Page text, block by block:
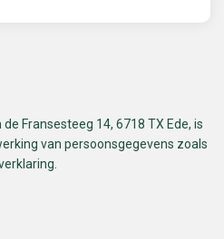
Fransesteeg 14, 6718 TX Ede, is
van persoonsgegevens zoals